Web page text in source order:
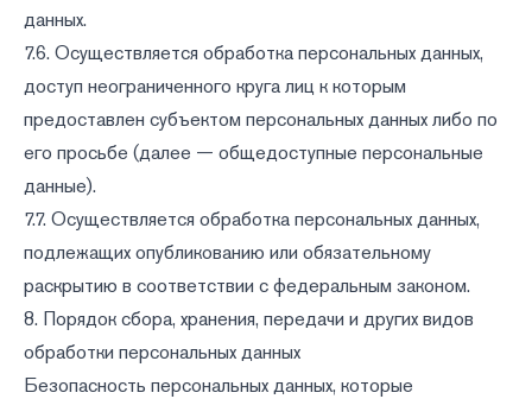
данных.
7.6. Осуществляется обработка персональных данных,
доступ неограниченного круга лиц к которым
предоставлен субъектом персональных данных либо по
его просьбе (далее — общедоступные персональные
данные).
7.7. Осуществляется обработка персональных данных,
подлежащих опубликованию или обязательному
раскрытию в соответствии с федеральным законом.
8. Порядок сбора, хранения, передачи и других видов
обработки персональных данных
Безопасность персональных данных, которые